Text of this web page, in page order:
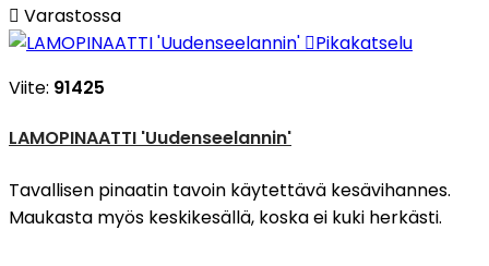
 Varastossa
Pikakatselu
Viite: 91425
LAMOPINAATTI 'Uudenseelannin'
Tavallisen pinaatin tavoin käytettävä kesävihannes.
Maukasta myös keskikesällä, koska ei kuki herkästi.